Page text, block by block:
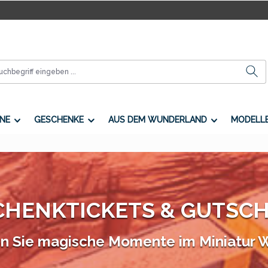
GESCHENKE AUS DEM WUNDERLAND
&
Sie magische Momente im Miniatur